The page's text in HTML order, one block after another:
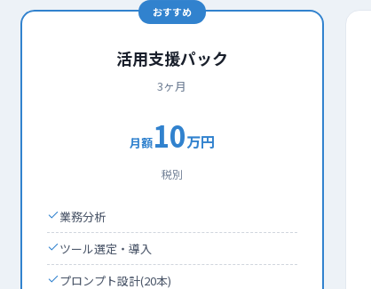
おすすめ
活用支援パック
3ヶ月
月額10万円
税別
業務分析
ツール選定・導入
プロンプト設計(20本)